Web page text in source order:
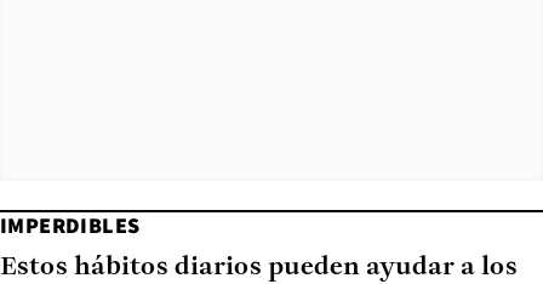
IMPERDIBLES
Estos hábitos diarios pueden ayudar a los